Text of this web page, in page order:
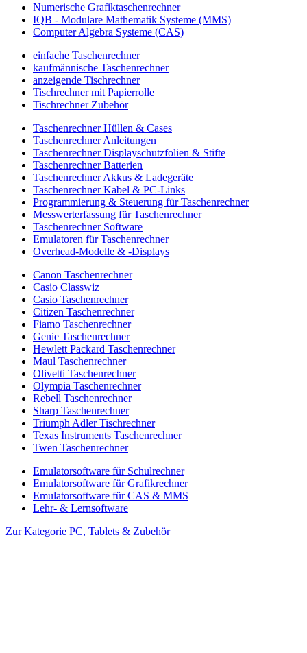
Numerische Grafiktaschenrechner
IQB - Modulare Mathematik Systeme (MMS)
Computer Algebra Systeme (CAS)
einfache Taschenrechner
kaufmännische Taschenrechner
anzeigende Tischrechner
Tischrechner mit Papierrolle
Tischrechner Zubehör
Taschenrechner Hüllen & Cases
Taschenrechner Anleitungen
Taschenrechner Displayschutzfolien & Stifte
Taschenrechner Batterien
Taschenrechner Akkus & Ladegeräte
Taschenrechner Kabel & PC-Links
Programmierung & Steuerung für Taschenrechner
Messwerterfassung für Taschenrechner
Taschenrechner Software
Emulatoren für Taschenrechner
Overhead-Modelle & -Displays
Canon Taschenrechner
Casio Classwiz
Casio Taschenrechner
Citizen Taschenrechner
Fiamo Taschenrechner
Genie Taschenrechner
Hewlett Packard Taschenrechner
Maul Taschenrechner
Olivetti Taschenrechner
Olympia Taschenrechner
Rebell Taschenrechner
Sharp Taschenrechner
Triumph Adler Tischrechner
Texas Instruments Taschenrechner
Twen Taschenrechner
Emulatorsoftware für Schulrechner
Emulatorsoftware für Grafikrechner
Emulatorsoftware für CAS & MMS
Lehr- & Lernsoftware
Zur Kategorie PC, Tablets & Zubehör